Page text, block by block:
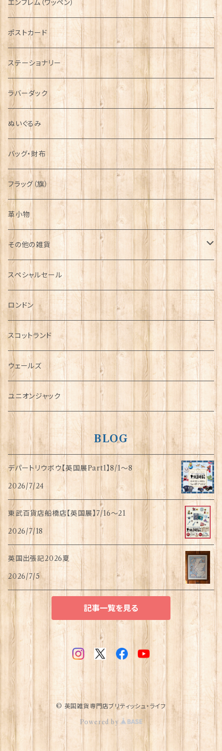
音楽＆楽器
運動＆人物
シンボル
ARMY
エンブレム（ワッペン）
ポストカード
ステーショナリー
ラバーダック
ぬいぐるみ
バッグ・財布
フラッグ（旗）
革小物
その他の雑貨
ミニカー
チャーム
犬グッズ
傘
指貫(シンブル)
スペシャルセール
ロンドン
スコットランド
ウェールズ
ユニオンジャック
BLOG
デパートリウボウ【英国展Part1】8/1〜8
2026/7/24
東武百貨店船橋店【英国展】7/16～21
2026/7/18
英国出張記2026夏
2026/7/5
記事一覧を見る
© 英国雑貨専門店ブリティッシュ・ライフ
Powered by